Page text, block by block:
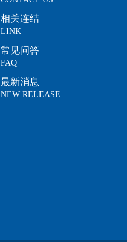
相关连结
LINK
常见问答
FAQ
最新消息
NEW RELEASE